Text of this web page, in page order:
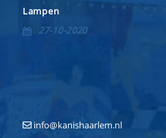
Lampen
27-10-2020
info@kanishaarlem.nl